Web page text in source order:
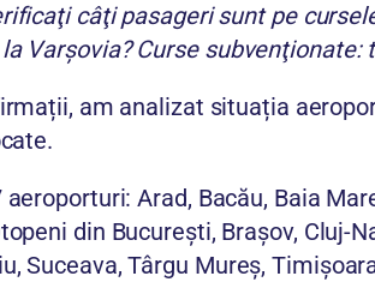
câţi pasageri sunt pe
Varşovia? Curse subvenţionate:
am analizat situația
Arad, Bacău, Baia
din București, Brașov, Cluj-
Suceava, Târgu Mureș,